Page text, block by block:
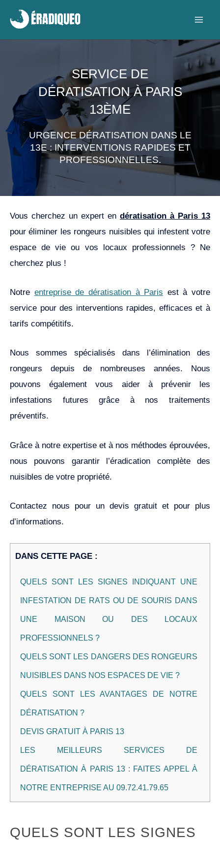
contenu
SERVICE DE
DÉRATISATION À PARIS
13ÈME
URGENCE DÉRATISATION DANS LE
13E : INTERVENTIONS RAPIDES ET
PROFESSIONNELLES.
Vous cherchez un expert en dératisation à Paris 13
pour éliminer les rongeurs nuisibles qui infestent votre
espace de vie ou vos locaux professionnels ? Ne
cherchez plus !
Notre entreprise de dératisation à Paris est à votre
service pour des interventions rapides, efficaces et à
tarifs compétitifs.
Nous sommes spécialisés dans l’élimination des
rongeurs depuis de nombreuses années. Nous
pouvons également vous aider à prévenir les
infestations futures grâce à nos traitements
préventifs.
Grâce à notre expertise et à nos méthodes éprouvées,
nous pouvons garantir l’éradication complète des
nuisibles de votre propriété.
Contactez nous pour un devis gratuit et pour plus
d’informations.
DANS CETTE PAGE :
QUELS SONT LES SIGNES INDIQUANT UNE
INFESTATION DE RATS OU DE SOURIS DANS
UNE MAISON OU DES LOCAUX
PROFESSIONNELS ?
QUELS SONT LES DANGERS DES RONGEURS
NUISIBLES DANS NOS ESPACES DE VIE ?
QUELS SONT LES AVANTAGES DE NOTRE
DÉRATISATION ?
DEVIS GRATUIT À PARIS 13
LES MEILLEURS SERVICES DE
DÉRATISATION À PARIS 13 : FAITES APPEL À
NOTRE ENTREPRISE AU 09.72.41.79.65
QUELS SONT LES SIGNES